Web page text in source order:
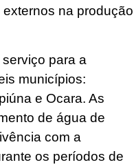
na produção
para a
municípios:
e Ocara. As
de água de
com a
os períodos de